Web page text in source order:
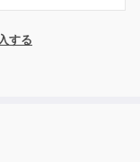
する